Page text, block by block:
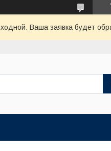
Ваша заявка будет